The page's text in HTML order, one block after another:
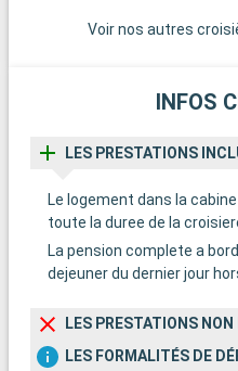
Voir nos autres
INFOS
LES PRESTATIONS
Le logement dans la
toute la duree de la
La pension complete a
dejeuner du dernier jour
LES PRESTATIONS
LES FORMALITÉS DE